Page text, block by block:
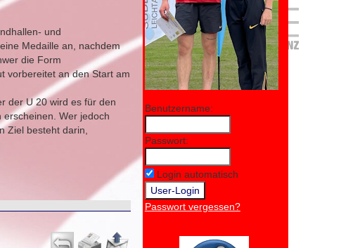
und
Medaille an, nachdem
die Form
vorbereitet an den Start am
der U 20 wird es für den
erscheinen. Wer jedoch
Ziel besteht darin,
Benutzername:
Passwort:
Login automatisch
Passwort vergessen?